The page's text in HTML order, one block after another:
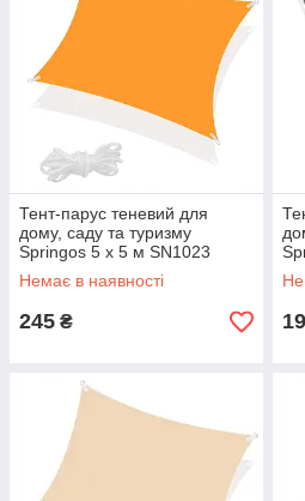
Тент-парус теневий для
дому, саду та туризму
Springos 5 x 5 м SN1023
Orange aiw якість
Немає в наявності
245 ₴